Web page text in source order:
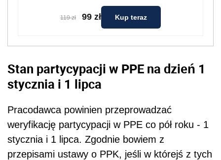
119 zł 99 zł Kup teraz
Stan partycypacji w PPE na dzień 1
stycznia i 1 lipca
Pracodawca powinien przeprowadzać
weryfikację partycypacji w PPE co pół roku - 1
stycznia i 1 lipca. Zgodnie bowiem z
przepisami ustawy o PPK, jeśli w którejś z tych